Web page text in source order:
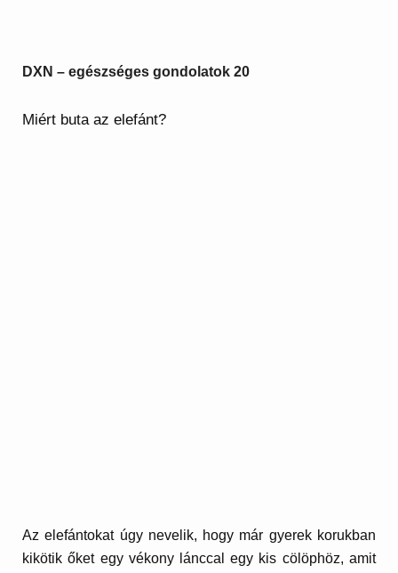
DXN – egészséges gondolatok 20
Miért buta az elefánt?
Az elefántokat úgy nevelik, hogy már gyerek korukban
kikötik őket egy vékony lánccal egy kis cölöphöz, amit